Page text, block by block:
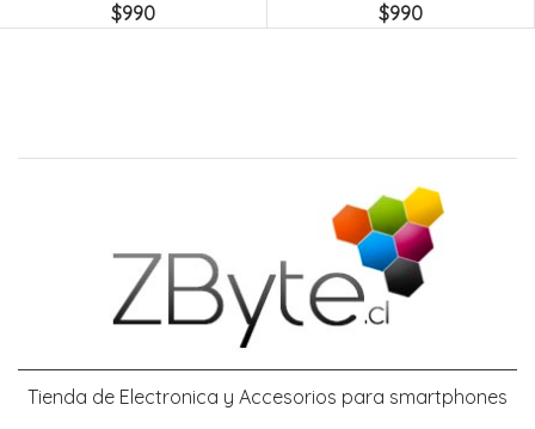
$990
$990
Tienda de Electronica y Accesorios para smartphones